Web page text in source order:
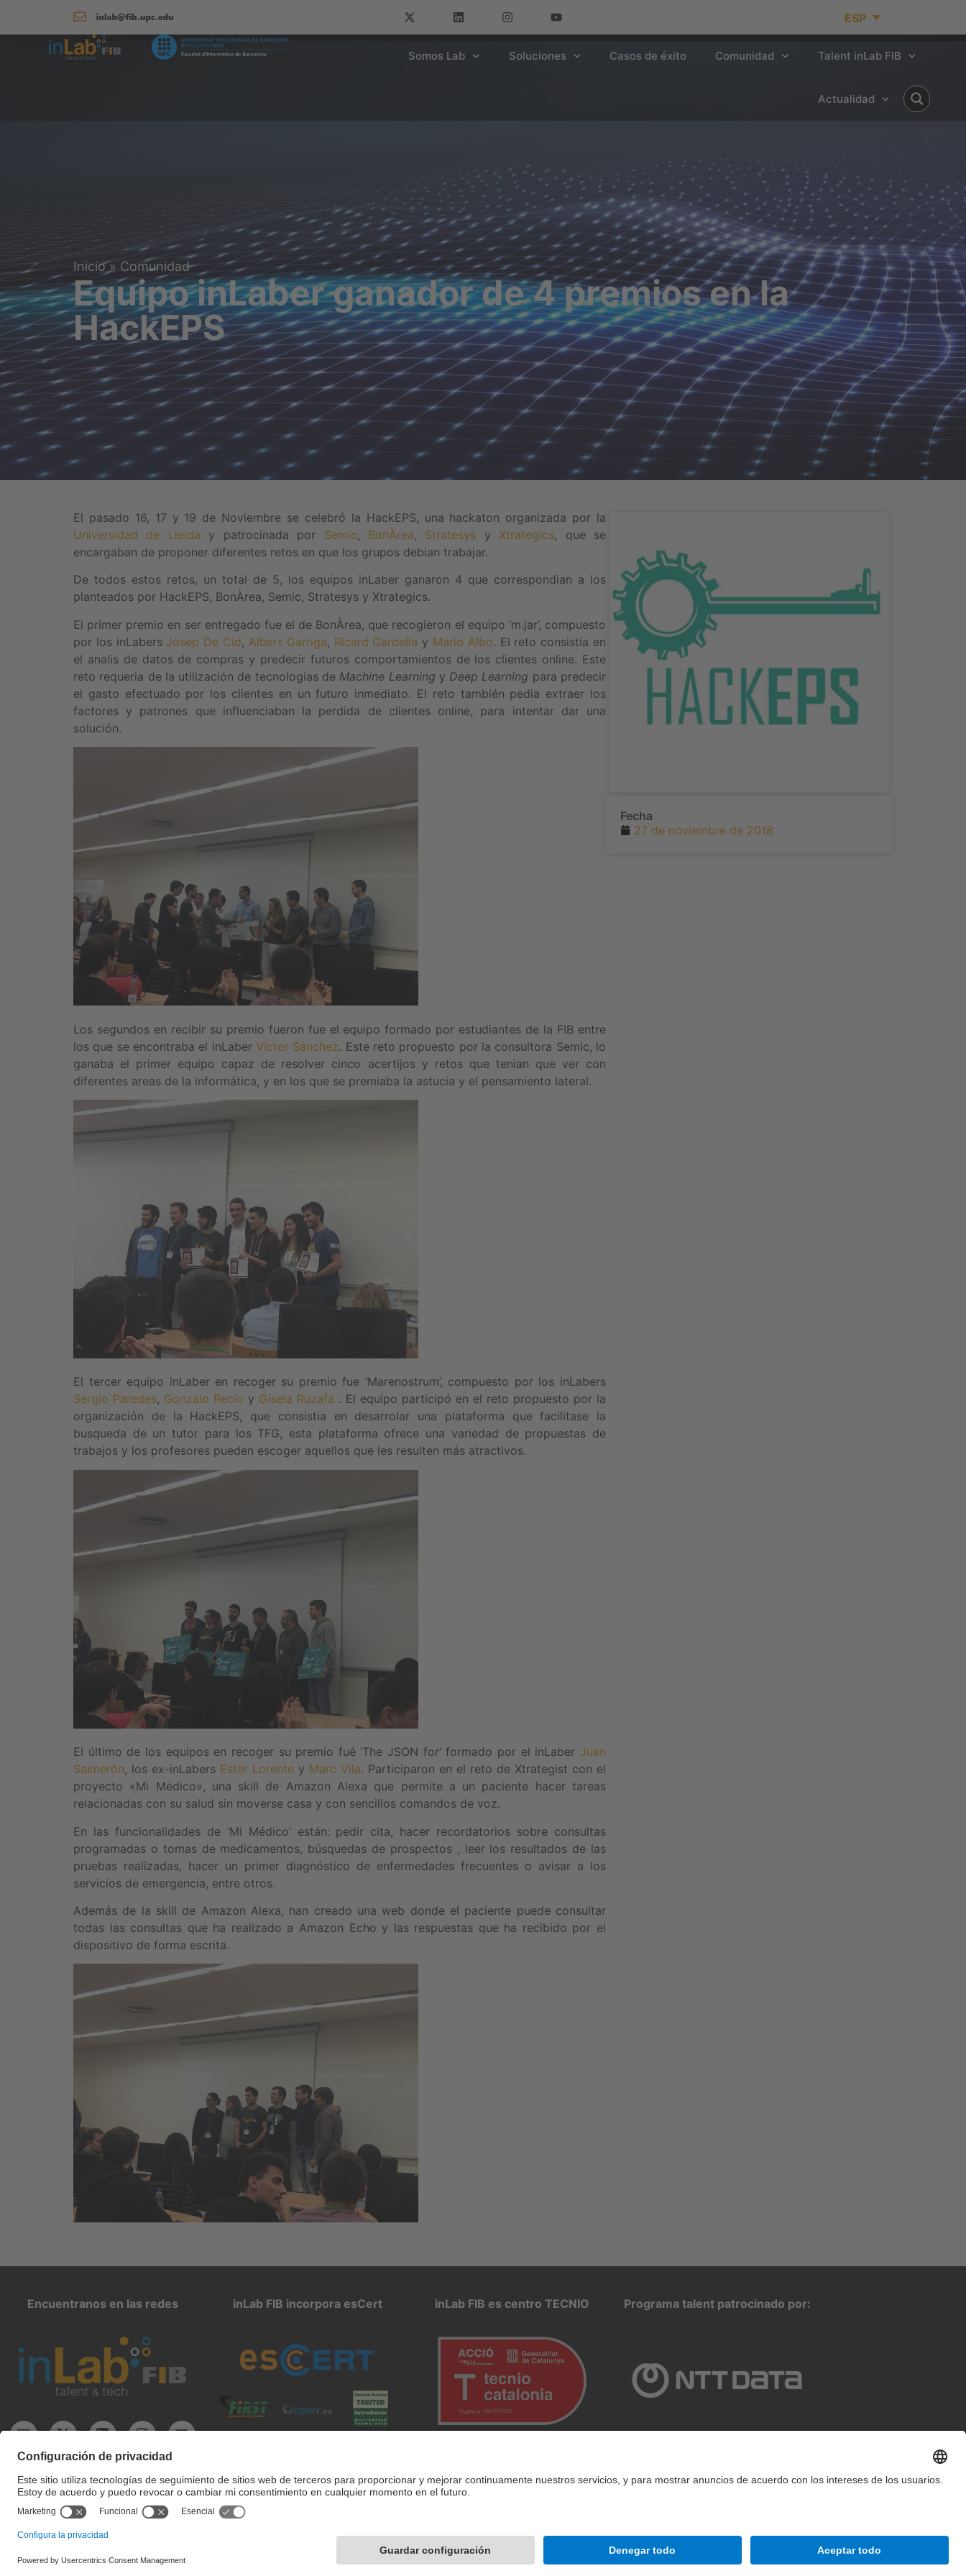
ESP
Somos Lab Soluciones Casos de éxito Comunidad Talent inLab FIB
Actualidad
Inicio» Comunidad
Equipo inLaber ganador de 4 premios en la
HackEPS
El pasado 16, 17 y 19 de Noviembre se celebró la HackEPS, una hackaton organizada por la
Universidad de Lleida y patrocinada por Semic, BonÀrea, Stratesys y Xtrategics, que se
encargaban de proponer diferentes retos en que los grupos debian trabajar.
De todos estos retos, un total de 5, los equipos inLaber ganaron 4 que correspondian a los
planteados por HackEPS, BonÀrea, Semic, Stratesys y Xtrategics.
El primer premio en ser entregado fue el de BonÀrea, que recogieron el equipo ‘m.jar’, compuesto
por los inLabers Josep De Cid, Albert Garriga, Ricard Gardella y Mario Albo. El reto consistia en
el analis de datos de compras y predecir futuros comportamientos de los clientes online. Este
reto requeria de la utilización de tecnologias de Machine Learning y Deep Learning para predecir
el gasto efectuado por los clientes en un futuro inmediato. El reto también pedia extraer los
factores y patrones que influenciaban la perdida de clientes online, para intentar dar una
solución.
Los segundos en recibir su premio fueron fue el equipo formado por estudiantes de la FIB entre
los que se encontraba el inLaber Victor Sánchez. Este reto propuesto por la consultora Semic, lo
ganaba el primer equipo capaz de resolver cinco acertijos y retos que tenian que ver con
diferentes areas de la informática, y en los que se premiaba la astucia y el pensamiento lateral.
El tercer equipo inLaber en recoger su premio fue ‘Marenostrum’, compuesto por los inLabers
Sergio Paredes, Gonzalo Recio y Gisela Ruzafa . El equipo participó en el reto propuesto por la
organización de la HackEPS, que consistia en desarrolar una plataforma que facilitase la
busqueda de un tutor para los TFG, esta plataforma ofrece una variedad de propuestas de
trabajos y los profesores pueden escoger aquellos que les resulten más atractivos.
El último de los equipos en recoger su premio fué ‘The JSON for’ formado por el inLaber Juan
Salmerón, los ex-inLabers Ester Lorente y Marc Vila. Participaron en el reto de Xtrategist con el
proyecto «Mi Médico», una skill de Amazon Alexa que permite a un paciente hacer tareas
relacionadas con su salud sin moverse casa y con sencillos comandos de voz.
En las funcionalidades de ‘Mi Médico’ están: pedir cita, hacer recordatorios sobre consultas
programadas o tomas de medicamentos, búsquedas de prospectos , leer los resultados de las
pruebas realizadas, hacer un primer diagnóstico de enfermedades frecuentes o avisar a los
servicios de emergencia, entre otros.
Además de la skill de Amazon Alexa, han creado una web donde el paciente puede consultar
todas las consultas que ha realizado a Amazon Echo y las respuestas que ha recibido por el
dispositivo de forma escrita.
Fecha
27 de noviembre de 2018
Encuentranos en las redes
inlab@fib.upc.edu
inLab FIB incorpora esCert inLab FIB es centro TECNIO Programa talent patrocinado por:
Configuración de privacidad Condiciones de uso Intranet
© 2025 inLab FIB Todos los derechos